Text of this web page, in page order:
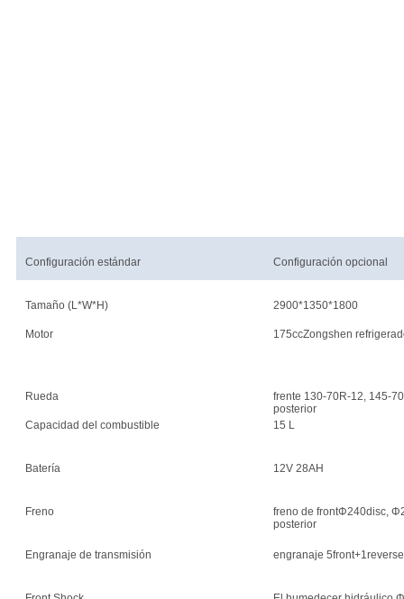
Configuración estándar Configuración opcional
Tamaño (L*W*H) 2900*1350*1800
Motor 175ccZongshen
Rueda
frente 130-70R-12, 145-
posterior
Capacidad del combustible
15 L
Batería 12V 28AH
Freno
freno de frontΦ240disc,
posterior
Engranaje de transmisión engranaje 5front+1reverse